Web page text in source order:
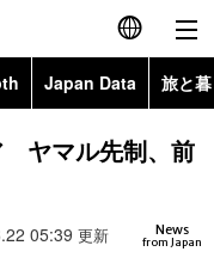
English
简体字
Japan Data 旅と
Topics
ヤマル先制、前
News
from Japan
05:39 更新